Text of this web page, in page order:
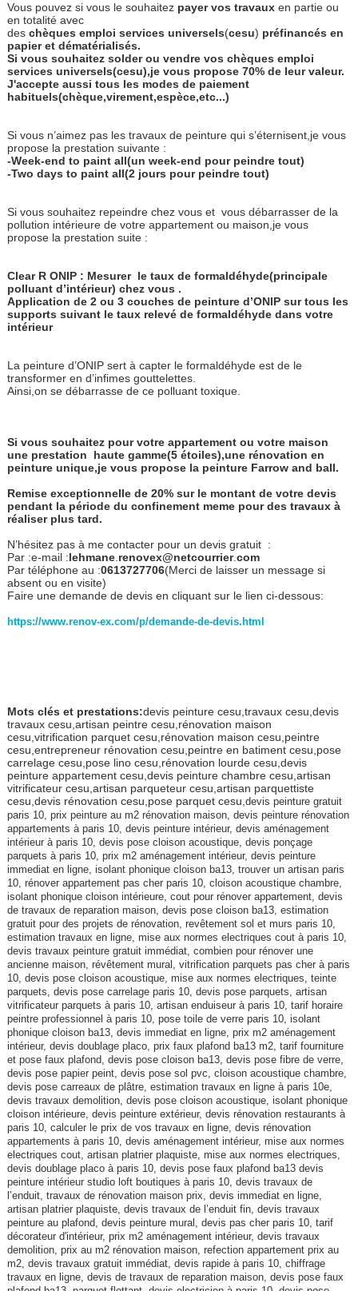
Vous pouvez si vous le souhaitez payer vos travauxen partie ou
en totalité avec
des chèques emploi services universels(cesu) préfinancés en
papier et dématérialisés.
Si vous souhaitez solder ou vendre vos chèques emploi
services universels(cesu),je vous propose 70% de leur valeur.
J'accepte aussi tous les modes de paiement
habituels(chèque,virement,espèce,etc...)
Si vous n’aimez pas les travaux de peinture qui s’éternisent,je vous
propose la prestation suivante :
-Week-end to paint all(un week-end pour peindre tout)
-Two days to paint all(2 jours pour peindre tout)
Si vous souhaitez repeindre chez vous et vous débarrasser de la
pollution intérieure de votre appartement ou maison,je vous
propose la prestation suite :
Clear R ONIP : Mesurer le taux de formaldéhyde(principale
polluant d’intérieur) chez vous .
Application de 2 ou 3 couches de peinture d’ONIP sur tous les
supports suivant le taux relevé de formaldéhyde dans votre
intérieur
La peinture d’ONIP sert à capter le formaldéhyde est de le
transformer en d’infimes gouttelettes.
Ainsi,on se débarrasse de ce polluant toxique.
Si vous souhaitez pour votre appartement ou votre maison
une prestation haute gamme(5 étoiles),une rénovation en
peinture unique,je vous propose la peinture Farrow and ball.
Remise exceptionnelle de 20% sur le montant de votre devis
pendant la période du confinement meme pour des travaux à
réaliser plus tard.
N’hésitez pas à me contacter pour un devis gratuit :
Par :e-mail :lehmane. renovex@netcourrier.com
Par téléphone au :0613727706(Merci de laisser un message si
absent ou en visite)
Faire une demande de devis en cliquant sur le lien ci-dessous:
https://www.renov-ex.com/p/demande-de-devis.html
Mots clés et prestations:devis peinture cesu,travaux cesu,devis
travaux cesu,artisan peintre cesu,rénovation maison
cesu,vitrification parquet cesu,rénovation maison cesu,peintre
cesu,entrepreneur rénovation cesu,peintre en batiment cesu,pose
carrelage cesu,pose lino cesu,rénovation lourde cesu,devis
peinture appartement cesu,devis peinture chambre cesu,artisan
vitrificateur cesu,artisan parqueteur cesu,artisan parquettiste
cesu,devis rénovation cesu,pose parquet cesu, devis peinture gratuit
paris 10, prix peinture au m2 rénovation maison, devis peinture rénovation
appartements à paris 10, devis peinture intérieur, devis aménagement
intérieur à paris 10, devis pose cloison acoustique, devis ponçage
parquets à paris 10, prix m2 aménagement intérieur, devis peinture
immediat en ligne, isolant phonique cloison ba13, trouver un artisan paris
10, rénover appartement pas cher paris 10, cloison acoustique chambre,
isolant phonique cloison intérieure, cout pour rénover appartement, devis
de travaux de reparation maison, devis pose cloison ba13, estimation
gratuit pour des projets de rénovation, revêtement sol et murs paris 10,
estimation travaux en ligne, mise aux normes electriques cout à paris 10,
devis travaux peinture gratuit immédiat, combien pour rénover une
ancienne maison, révêtement mural, vitrification parquets pas cher à paris
10, devis pose cloison acoustique, mise aux normes electriques, teinte
parquets, devis pose carrelage paris 10, devis pose parquets, artisan
vitrificateur parquets à paris 10, artisan enduiseur à paris 10, tarif horaire
peintre professionnel à paris 10, pose toile de verre paris 10, isolant
phonique cloison ba13, devis immediat en ligne, prix m2 aménagement
intérieur, devis doublage placo, prix faux plafond ba13 m2, tarif fourniture
et pose faux plafond, devis pose cloison ba13, devis pose fibre de verre,
devis pose papier peint, devis pose sol pvc, cloison acoustique chambre,
devis pose carreaux de plâtre, estimation travaux en ligne à paris 10e,
devis travaux demolition, devis pose cloison acoustique, isolant phonique
cloison intérieure, devis peinture extérieur, devis rénovation restaurants à
paris 10, calculer le prix de vos travaux en ligne, devis rénovation
appartements à paris 10, devis aménagement intérieur, mise aux normes
electriques cout, artisan platrier plaquiste, mise aux normes electriques,
devis doublage placo à paris 10, devis pose faux plafond ba13 devis
peinture intérieur studio loft boutiques à paris 10, devis travaux de
l’enduit, travaux de rénovation maison prix, devis immediat en ligne,
artisan platrier plaquiste, devis travaux de l’enduit fin, devis travaux
peinture au plafond, devis peinture mural, devis pas cher paris 10, tarif
décorateur d'intérieur, prix m2 aménagement intérieur, devis travaux
demolition, prix au m2 rénovation maison, refection appartement prix au
m2, devis travaux gratuit immédiat, devis rapide à paris 10, chiffrage
travaux en ligne, devis de travaux de reparation maison, devis pose faux